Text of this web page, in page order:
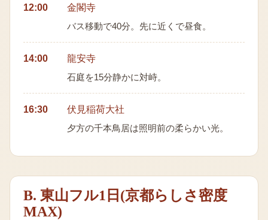
12:00 金閣寺
バス移動で40分。先に近くで昼食。
14:00 龍安寺
石庭を15分静かに対峙。
16:30 伏見稲荷大社
夕方の千本鳥居は照明前の柔らかい光。
B. 東山フル1日(京都らしさ密度
MAX)